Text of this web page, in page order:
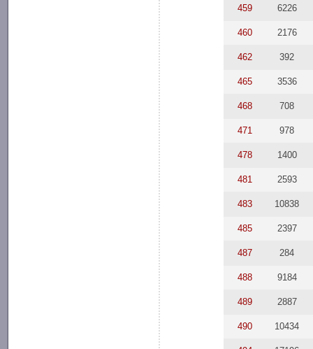
459 6226
460 2176
462 392
465 3536
468 708
471 978
478 1400
481 2593
483 10838
485 2397
487 284
488 9184
489 2887
490 10434